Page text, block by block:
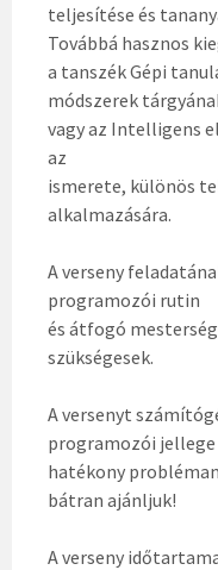
teljesítése és
Továbbá hasznos
a tanszék Gépi
módszerek
vagy az Intelligens
az
ismerete, különös
alkalmazására.
A verseny
programozói rutin
és átfogó
szükségesek.
A versenyt
programozói
hatékony
bátran ajánljuk!
A verseny